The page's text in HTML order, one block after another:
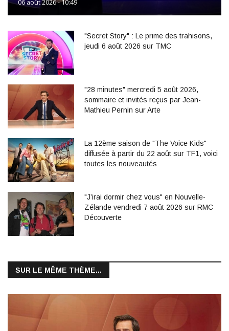
06 août 2026 - 10:49
"Secret Story" : Le prime des trahisons,
jeudi 6 août 2026 sur TMC
"28 minutes" mercredi 5 août 2026,
sommaire et invités reçus par Jean-
Mathieu Pernin sur Arte
La 12ème saison de "The Voice Kids"
diffusée à partir du 22 août sur TF1, voici
toutes les nouveautés
"J’irai dormir chez vous" en Nouvelle-
Zélande vendredi 7 août 2026 sur RMC
Découverte
SUR LE MÊME THÈME...